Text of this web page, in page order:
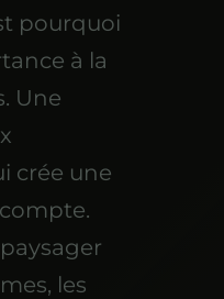
pourquoi
à la
Une
crée une
les